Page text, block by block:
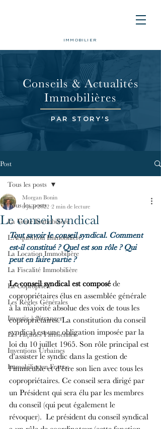
IMMOBILIER
Conseils & Actualités
Immobilières
PAR STORY'S
Post
Tous les posts
La Vente Immobilière
L'Acquisition Immobilière
La Location Immobilière
La Fiscalité Immobilière
La Copropriété
Les Règles Générales
Investir à l'étranger
Les Façades Parisiennes
Inventions Urbaines
Immobilier en France
Tous les posts
Le conseil syndical
Morgan Bonin
6 juin 2022 2 min de lecture
Tout savoir le conseil syndical. Comment
est-il constitué ? Quel est son rôle ? Qui
peut en faire partie ?
Le conseil syndical est composé de
copropriétaires élus en assemblée générale
à la majorité absolue des voix de tous les
copropriétaires. La constitution du conseil
syndical est une obligation imposée par la
loi du 10 juillet 1965. Son rôle principal est
d’assister le syndic dans la gestion de
l’immeuble et d’être son lien avec tous les
copropriétaires. Ce conseil sera dirigé par
un Président qui sera élu par les membres
du conseil (qui peut également le
révoquer).  Le président du conseil syndical